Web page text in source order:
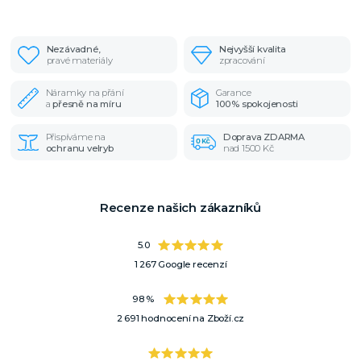
Nezávadné,
pravé materiály
Nejvyšší kvalita
zpracování
Náramky na přání
apřesně na míru
Garance
100% spokojenosti
Přispíváme na
ochranu velryb
Doprava ZDARMA
nad 1500 Kč
Recenze našich zákazníků
5.0
1 267 Google recenzí
98 %
2 691 hodnocení na Zboží.cz